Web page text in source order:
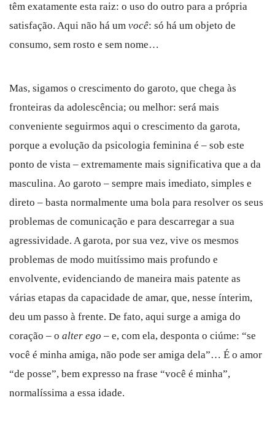
têm exatamente esta raiz: o uso do outro para a própria
satisfação. Aqui não há um você: só há um objeto de
consumo, sem rosto e sem nome…
Mas, sigamos o crescimento do garoto, que chega às
fronteiras da adolescência; ou melhor: será mais
conveniente seguirmos aqui o crescimento da garota,
porque a evolução da psicologia feminina é – sob este
ponto de vista – extremamente mais significativa que a da
masculina. Ao garoto – sempre mais imediato, simples e
direto – basta normalmente uma bola para resolver os seus
problemas de comunicação e para descarregar a sua
agressividade. A garota, por sua vez, vive os mesmos
problemas de modo muitíssimo mais profundo e
envolvente, evidenciando de maneira mais patente as
várias etapas da capacidade de amar, que, nesse ínterim,
deu um passo à frente. De fato, aqui surge a amiga do
coração – o alter ego – e, com ela, desponta o ciúme: “se
você é minha amiga, não pode ser amiga dela”… É o amor
“de posse”, bem expresso na frase “você é minha”,
normalíssima a essa idade.